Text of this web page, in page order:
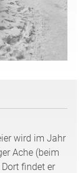
wird im Jahr
Ache (beim
findet er